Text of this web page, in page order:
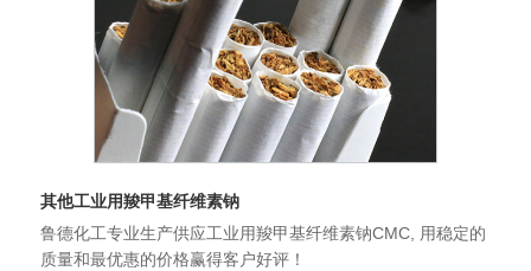
其他工业用羧甲基纤维素钠
鲁德化工专业生产供应工业用羧甲基纤维素钠CMC, 用稳定的
质量和最优惠的价格赢得客户好评！